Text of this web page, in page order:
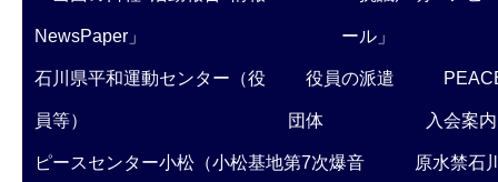
NewsPaper」 ール」
石川県平和運動センター（役
員等）
役員の派遣
団体 入会案内
ピースセンター小松（小松基地第7次爆音 原水禁石